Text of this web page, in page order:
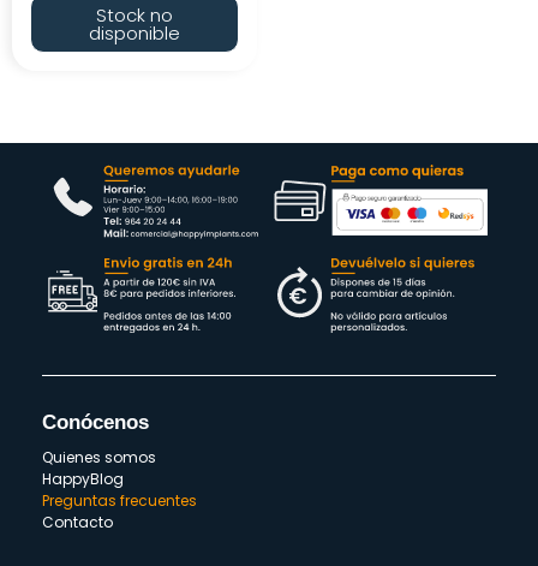
Stock no
disponible
Conócenos
Quienes somos
HappyBlog
Preguntas frecuentes
Contacto